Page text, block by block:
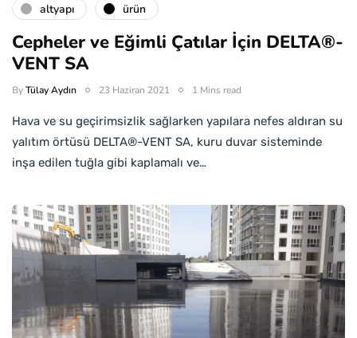
altyapı ürün
Cepheler ve Eğimli Çatılar İçin DELTA®-
VENT SA
ByTülay Aydın 23 Haziran 2021 1 Mins read
Hava ve su geçirimsizlik sağlarken yapılara nefes aldıran su
yalıtım örtüsü DELTA®-VENT SA, kuru duvar sisteminde
inşa edilen tuğla gibi kaplamalı ve…